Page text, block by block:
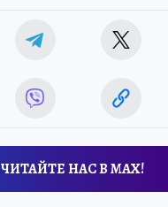
ЧИТАЙТЕ НАС В МАХ!